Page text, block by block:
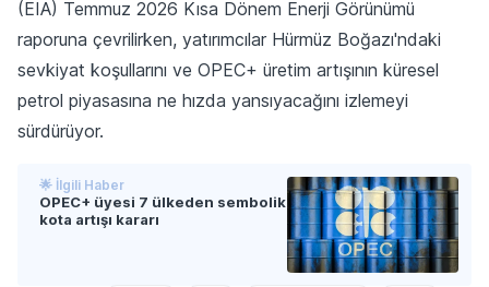
(EIA) Temmuz 2026 Kısa Dönem Enerji Görünümü
raporuna çevrilirken, yatırımcılar Hürmüz Boğazı'ndaki
sevkiyat koşullarını ve OPEC+ üretim artışının küresel
petrol piyasasına ne hızda yansıyacağını izlemeyi
sürdürüyor.
🌟 İlgili Haber
OPEC+ üyesi 7 ülkeden sembolik
kota artışı kararı